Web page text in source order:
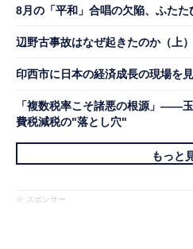
8月の「平和」合唱の欠陥、ふたた
辺野古事故はなぜ起きたのか（上）
印西市に日本の経済成長の現場を
「複数税率こそ諸悪の根源」――
費税減税の"落とし穴"
もっと
※ スポンサー